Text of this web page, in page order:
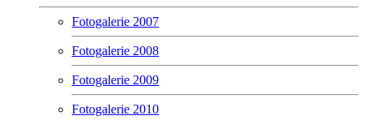
Fotogalerie 2007
Fotogalerie 2008
Fotogalerie 2009
Fotogalerie 2010